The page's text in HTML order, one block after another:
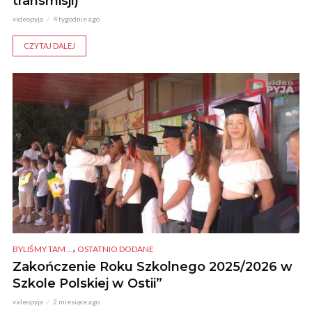
videopyja 4 tygodnie ago
CZYTAJ DALEJ
BYLIŚMY TAM ... , OSTATNIO DODANE
Zakończenie Roku Szkolnego 2025/2026 w
Szkole Polskiej w Ostii”
videopyja 2 miesiące ago